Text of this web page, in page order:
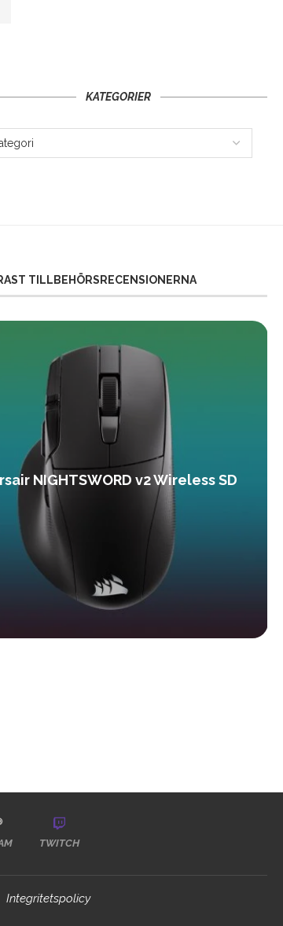
KATEGORIER
TILLBEHÖRSRECENSIONERNA
NIGHTSWORD v2 Wireless SD
TWITCH
Integritetspolicy